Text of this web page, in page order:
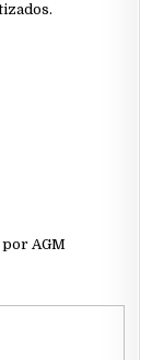
AGM